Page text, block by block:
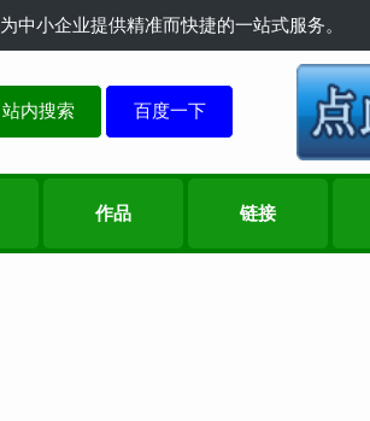
中小企业提供精准而快捷的一站式服务。
站内搜索
作品 链接